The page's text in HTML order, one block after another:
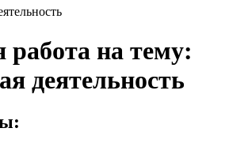
работа на тему:
деятельность